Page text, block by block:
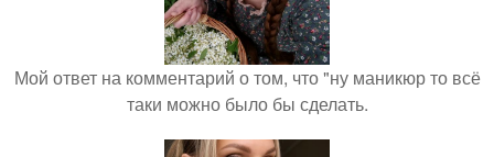
Мой ответ на комментарий о том, что "ну маникюр то всё
таки можно было бы сделать.